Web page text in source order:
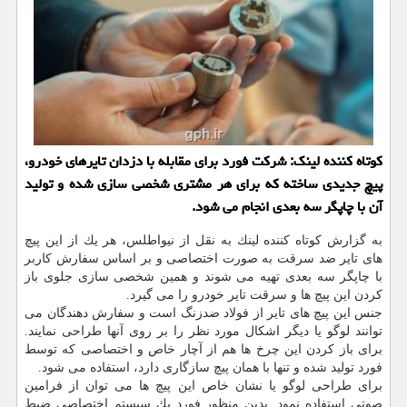
كوتاه كننده لینك: شركت فورد برای مقابله با دزدان تایرهای خودرو،
پیچ جدیدی ساخته كه برای هر مشتری شخصی سازی شده و تولید
آن با چاپگر سه بعدی انجام می شود.
به گزارش كوتاه كننده لینك به نقل از نیواطلس، هر یك از این پیچ
های تایر ضد سرقت به صورت اختصاصی و بر اساس سفارش كاربر
با چاپگر سه بعدی تهیه می شوند و همین شخصی سازی جلوی باز
كردن این پیچ ها و سرقت تایر خودرو را می گیرد.
جنس این پیچ های تایر از فولاد ضدزنگ است و سفارش دهندگان می
توانند لوگو یا دیگر اشكال مورد نظر را بر روی آنها طراحی نمایند.
برای باز كردن این چرخ ها هم از آچار خاص و اختصاصی كه توسط
فورد تولید شده و تنها با همان پیچ سازگاری دارد، استفاده می شود.
برای طراحی لوگو یا نشان خاص این پیچ ها می توان از فرامین
صوتی استفاده نمود. بدین منظور فورد یك سیستم اختصاصی ضبط